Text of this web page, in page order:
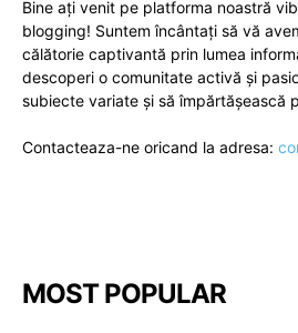
Bine ați venit pe platforma noastră
blogging! Suntem încântați să vă
călătorie captivantă prin lumea
descoperi o comunitate activă și
subiecte variate și să împărtășească
Contacteaza-ne oricand la adresa:
MOST POPULAR